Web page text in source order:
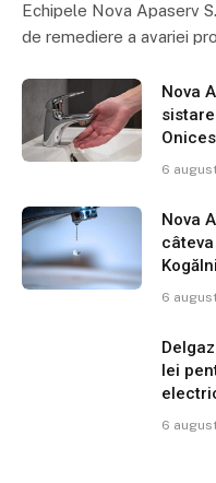
Echipele Nova Apaserv
de remediere a avariei
Nova
6
Nova
6
lei
6